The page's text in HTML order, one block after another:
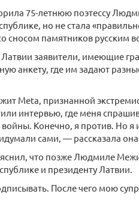
75-летнюю поэтессу
но не стала
сносом памятников русским
заявители, имеющие
анкету, где им задают
Meta, признанной
интервью, где меня
Конечно, я против. Но я
сами, — рассказала
что позже Людмиле
и президенту Латвии.
После чего мою